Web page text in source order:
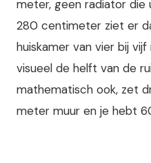
meter, geen radiator die
280 centimeter ziet er
huiskamer van vier bij
visueel de helft van de
mathematisch ook, zet
meter muur en je hebt